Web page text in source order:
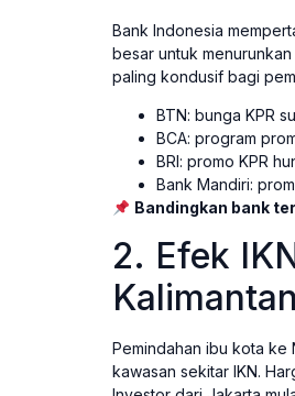
Bank Indonesia
besar untuk
paling kondusif bagi
BTN: bunga KPR
BCA: program
BRI: promo KPR
Bank Mandiri:
Bandingkan bank
2. Efek
Pemindahan ibu kota ke
kawasan sekitar IKN.